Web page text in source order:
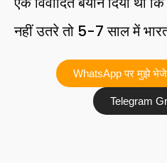
नहीं उतरे तो 5-7 साल में
WhatsApp पर मुझे भेजे
Telegram